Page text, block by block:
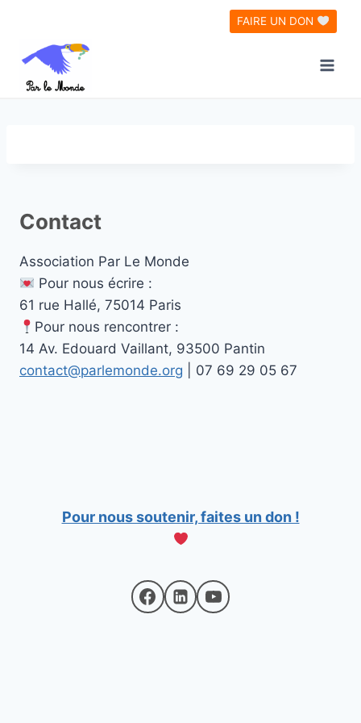
contenu
FAIRE UN DON
Contact
Association Par Le Monde
Pour nous écrire :
61 rue Hallé, 75014 Paris
Pour nous rencontrer :
14 Av. Edouard Vaillant, 93500 Pantin
contact@parlemonde.org | 07 69 29 05 67
Pour nous soutenir, faites un don !